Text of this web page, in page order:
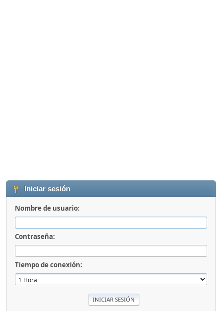
Iniciar sesión
Nombre de usuario:
Contraseña:
Tiempo de conexión: